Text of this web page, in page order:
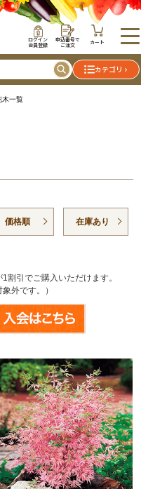
ログイン
会員登録
申込番号で
ご注文 カート
カテゴリ
木一覧
価格順 在庫あり
割引でご購入いただけます。
外です。）